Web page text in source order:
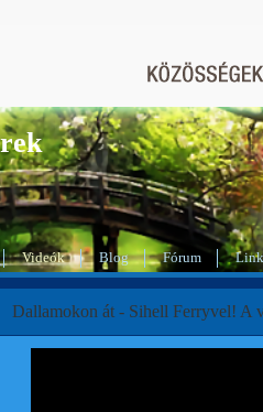
Videók Blog Fórum
Dallamokon át - Sihell Ferryvel! A